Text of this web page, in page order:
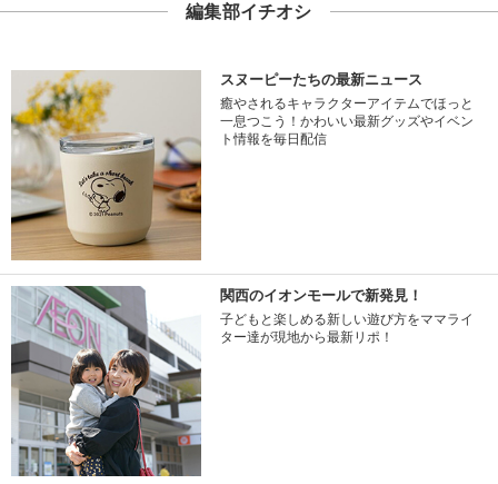
編集部イチオシ
スヌーピーたちの最新ニュース
癒やされるキャラクターアイテムでほっと
一息つこう！かわいい最新グッズやイベン
ト情報を毎日配信
関西のイオンモールで新発見！
子どもと楽しめる新しい遊び方をママライ
ター達が現地から最新リポ！